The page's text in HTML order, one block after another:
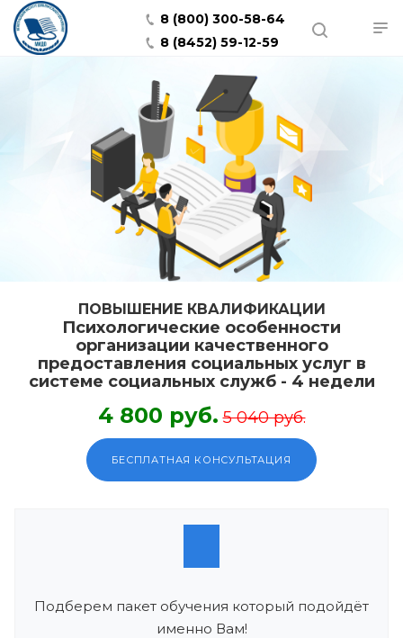
8 (800) 300-58-64
8 (8452) 59-12-59
ПОВЫШЕНИЕ КВАЛИФИКАЦИИ
Психологические особенности
организации качественного
предоставления социальных услуг в
системе социальных служб - 4 недели
4 800 руб. 5 040 руб.
БЕСПЛАТНАЯ КОНСУЛЬТАЦИЯ
Подберем пакет обучения который подойдёт
именно Вам!